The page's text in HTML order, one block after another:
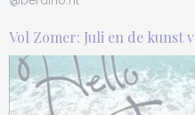
Vol Zomer: Juli en de kunst